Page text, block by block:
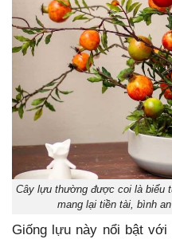
Cây lựu thường được coi là biểu
mang lại tiền tài, bình
Giống lựu này nổi bật